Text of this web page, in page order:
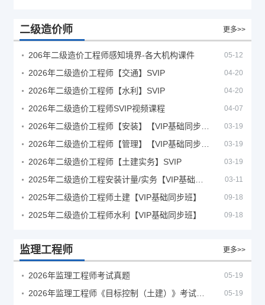
二级造价师 更多>>
206年二级造价工程师感知境界-各大机构课件 05-12
2026年二级造价工程师【交通】SVIP 04-20
2026年二级造价工程师【水利】SVIP 04-20
2026年二级造价工程师SVIP视频课程 04-07
03-19
03-19
2026年二级造价工程师【土建实务】SVIP 03-19
03-11
2025年二级造价工程师土建【VIP基础同步班】 09-18
2025年二级造价工程师水利【VIP基础同步班】 09-18
监理工程师 更多>>
2026年监理工程师考试真题 05-19
05-19